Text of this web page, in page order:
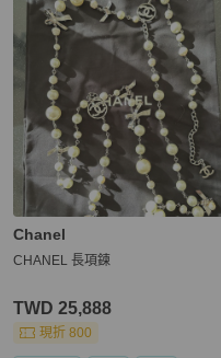
Chanel
CHANEL 長項鍊
TWD 25,888
現折 800